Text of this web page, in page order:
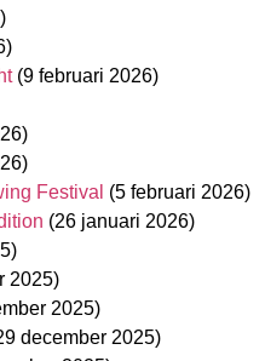
(9 februari 2026)
Festival (5 februari 2026)
(26 januari 2026)
2025)
2025)
december 2025)